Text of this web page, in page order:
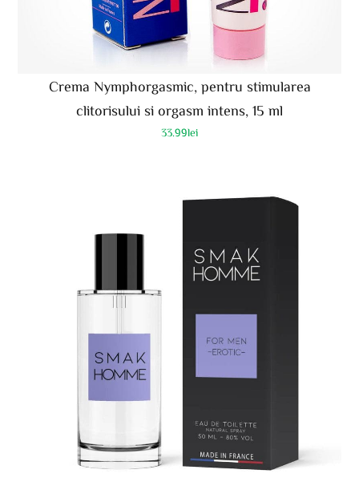
Crema Nymphorgasmic, pentru stimularea
clitorisului si orgasm intens, 15 ml
33.99lei